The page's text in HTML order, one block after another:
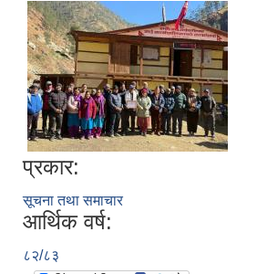
प्रकार:
सूचना तथा समाचार
आर्थिक वर्ष:
८२/८३